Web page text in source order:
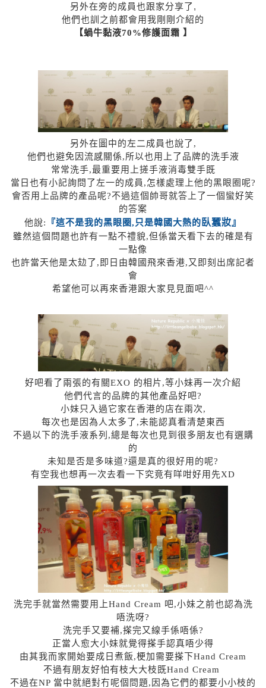
另外在旁的成員也跟家分享了,
他們也訓之前都會用我剛剛介紹的
【蝸牛黏液70%修護面霜 】
另外在圖中的左二成員也說了,
他們也避免因流感關係,所以也用上了品牌的洗手液
常常洗手,最重要用上搓手液消毒雙手既
當日也有小記詢問了左一的成員,怎樣處理上他的黑眼圈呢?
會否用上品牌的產品呢?不過這個帥哥就答上了一個蠻好笑
的答案
他說:
『這不是我的黑眼圈,只是韓國大熱的 臥蠶妝』
雖然這個問題也許有一點不禮貌,但係當天看下去的確是有
一點像
也許當天他是太攰了,即日由韓國飛來香港,又即刻出席記者
會
希望他可以再來香港跟大家見見面吧^^
好吧看了兩張的有關EXO 的相片,等小妹再一次介紹
他們代言的品牌的其他產品好吧?
小妹只入過它家在香港的店在兩次,
每次也是因為人太多了,未能認真看清楚東西
不過以下的洗手液系列,總是每次也見到很多朋友也有選購
的
未知是否是多味道?還是真的很好用的呢?
有空我也想再一次去看一下究竟有咩咁好用先XD
洗完手就當然需要用上Hand Cream 吧,小妹之前也認為洗
唔洗呀?
洗完手又要補,搽完又線手係唔係?
正當人愈大小妹就覺得搽手認真唔少得
由其我而家開始要成日煮飯,梗加需要搽下Hand Cream
不過有朋友好怕有枝大大枝既Hand Cream
不過在NP 當中就絕對冇呢個問題,因為它們的都要小小枝的